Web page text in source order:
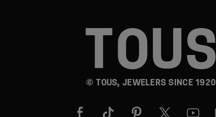
© TOUS, JEWELERS SINCE 1920